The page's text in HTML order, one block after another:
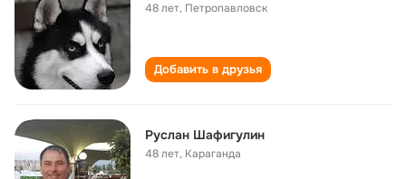
48 лет, Петропавловск
Добавить в друзья
Руслан Шафигулин
48 лет, Караганда